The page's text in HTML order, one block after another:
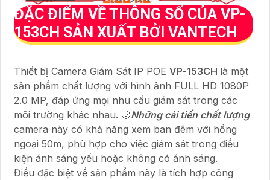
ĐẶC ĐIỂM VỀ THÔNG SỐ CỦA VP-
153CH SẢN XUẤT BỞI VANTECH
Thiết bị Camera Giám Sát IP POE VP-153CH là một
sản phẩm chất lượng với hình ảnh FULL HD 1080P
2.0 MP, đáp ứng mọi nhu cầu giám sát trong các
môi trường khác nhau. 🌙Những cải tiến chất lượng
camera này có khả năng xem ban đêm với hồng
ngoại 50m, phù hợp cho việc giám sát trong điều
kiện ánh sáng yếu hoặc không có ánh sáng.
Điều đặc biệt về sản phẩm này là tích hợp công